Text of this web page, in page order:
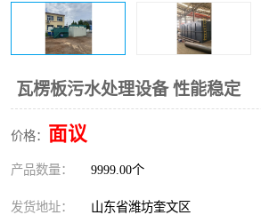
瓦楞板污水处理设备 性能稳定
价格： 面议
产品数量： 9999.00个
发货地址： 山东省潍坊奎文区